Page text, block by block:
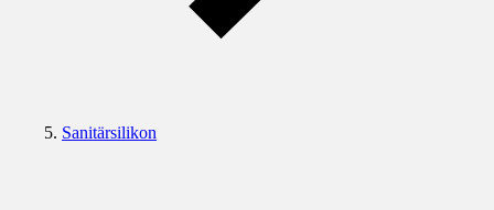
Sanitärsilikon